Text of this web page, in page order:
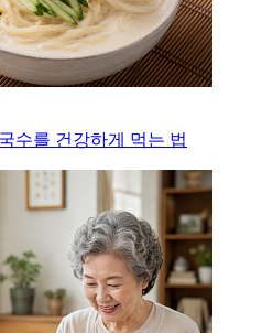
수를 건강하게 먹는 법